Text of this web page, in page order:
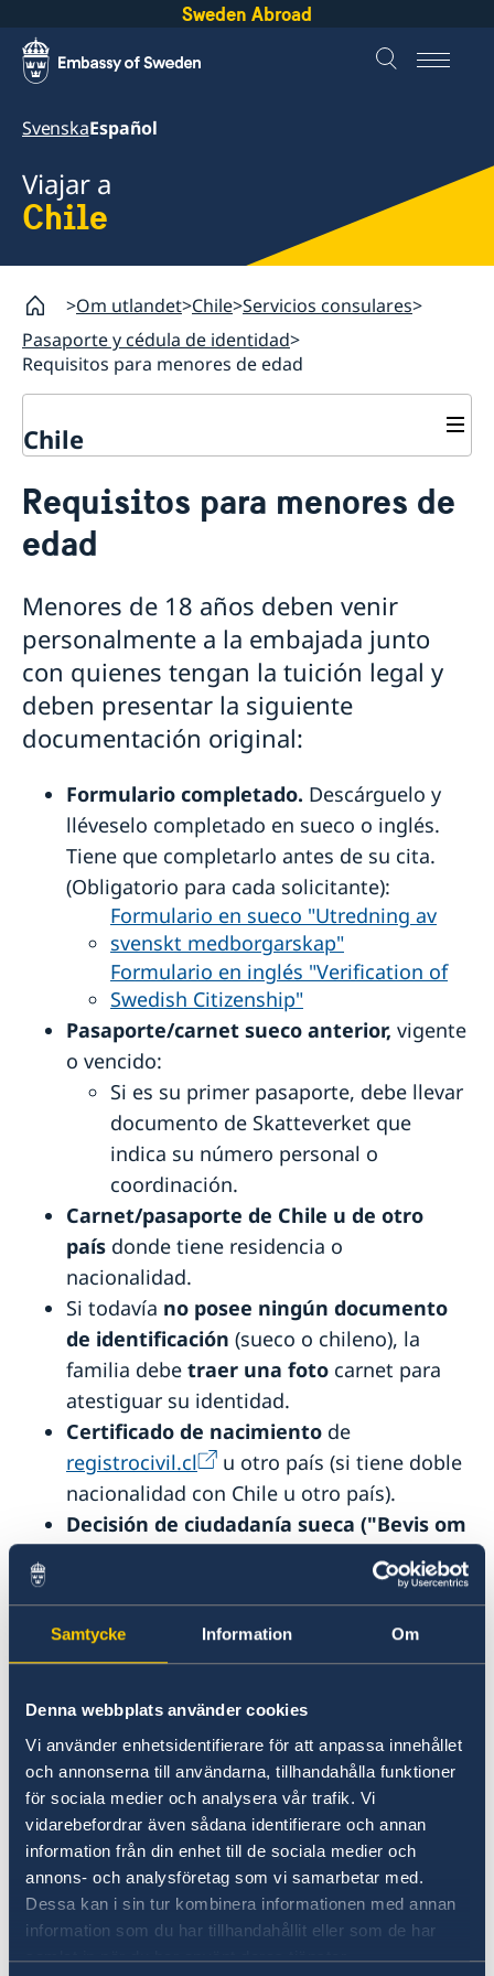
Samtycke Information Om
Denna webbplats använder cookies
Vi använder enhetsidentifierare för att anpassa innehållet
och annonserna till användarna, tillhandahålla funktioner
för sociala medier och analysera vår trafik. Vi
vidarebefordrar även sådana identifierare och annan
information från din enhet till de sociala medier och
annons- och analysföretag som vi samarbetar med.
Dessa kan i sin tur kombinera informationen med annan
information som du har tillhandahållit eller som de har
samlat in när du har använt deras tjänster.
Sweden Abroad
SvenskaEspañol
Viajar a
Chile
Om utlandet Chile Servicios consulares
Pasaporte y cédula de identidad
Requisitos para menores de edad
Chile
Votar desde el extranjero
Pasaporte y cédula de identidad
Requisitos para menores de edad
Número de coordinación
Cédula nacional de identidad
Renovar licencia de conducir
Pasaporte provisorio
Extravío de pasaporte
Nacionalidad sueca
Registro de nombres
Notificación de nacionalidad de menores con padre
soltero sueco
Perder o conservar la ciudadanía sueca
Doble nacionalidad
Pensión y fe de vida
Solicitar la pensión sueca
Certificado fe de vida
Certificado sobre pensión sueca
Casarse
Divorciarse
Apostilla, legalizaciones y certificados
Traducciones
Cambio de domicilio
Fallecimiento
Herencias internacionales
Ayuda jurídica
Servicio para empresas suecas
Business Sweden
Cámera Chileno-Sueca de Comercio
Estadísticas de comercio
Requisitos para menores de
edad
Menores de 18 años deben venir
personalmente a la embajada junto
con quienes tengan la tuición legal y
deben presentar la siguiente
documentación original:
Formulario completado. Descárguelo y
lléveselo completado en sueco o inglés.
Tiene que completarlo antes de su cita.
(Obligatorio para cada solicitante):
Formulario en sueco "Utredning av
svenskt medborgarskap"
Formulario en inglés "Verification of
Swedish Citizenship"
Pasaporte/carnet sueco anterior, vigente
o vencido:
Si es su primer pasaporte, debe llevar
documento de Skatteverket que
indica su número personal o
coordinación.
Carnet/pasaporte de Chile u de otro
país donde tiene residencia o
nacionalidad.
Si todavía no posee ningún documento
de identificación (sueco o chileno), la
familia debe traer una foto carnet para
atestiguar su identidad.
Certificado de nacimiento de
registrocivil.cl
u otro país (si tiene doble
nacionalidad con Chile u otro país).
Decisión de ciudadanía sueca ("Bevis om
(corresponde
solamente a menores que nacieron antes
sueco y no casado con la madre).
vigente(sueco o chileno).
Tutor@s; firman formulario de
consentimientoante la embajada.
En caso de tuición compartida, ambas
personas tienen que firmar
consentimiento ante la embajada.
En caso de tuición única, esto debe
ser comprobado con la
documentación traducida